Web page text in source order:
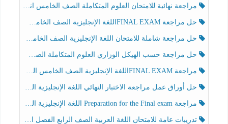
مراجعة نهائية للامتحان العلوم المتكاملة الصف الخامس انسبير الفصل الثالث
حل مراجعة FINAL EXAMاللغة الإنجليزية الصف الخامس الفصل الثالث
حل مراجعة شاملة للامتحان اللغة الإنجليزية الصف الخامس الفصل الثالث
حل مراجعة حسب الهيكل الوزاري العلوم المتكاملة الصف الخامس عام الفصل الثالث
مراجعة FINAL EXAMاللغة الإنجليزية الصف الخامس الفصل الثالث
حل أوراق عمل مراجعة الاختبار النهائي اللغة الإنجليزية الصف الرابع الفصل الثالث
مراجعة Preparation for the Final exam اللغة الإنجليزية الصف الرابع الفصل الثالث
تدريبات عامة للامتحان اللغة العربية الصف الرابع الفصل الثالث